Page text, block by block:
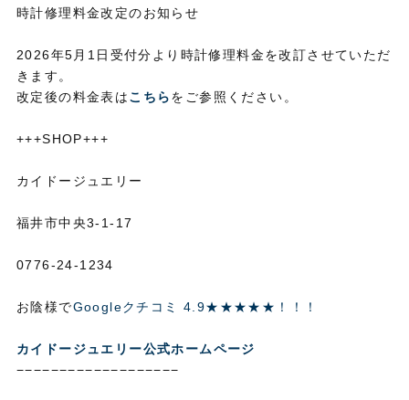
時計修理料金改定のお知らせ
2026年5月1日受付分より時計修理料金を改訂させていただ
きます。
改定後の料金表はこちらをご参照ください。
+++SHOP+++
カイドージュエリー
福井市中央3-1-17
0776-24-1234
お陰様でGoogleクチコミ 4.9★★★★★！！！
カイドージュエリー公式ホームページ
−−−−−−−−−−−−−−−−−−−